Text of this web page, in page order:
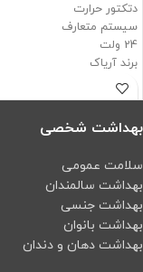
دتکتور حرارت
سیستم متعارف
24 ولت
برند آریاک
دارای گواهی اصالت کالا
دارای تاییدیه آتش نشانی
بهداشت شخصی
سلامت عمومی
بهداشت سالمندان
بهداشت جنسی
بهداشت بانوان
بهداشت دهان و دندان